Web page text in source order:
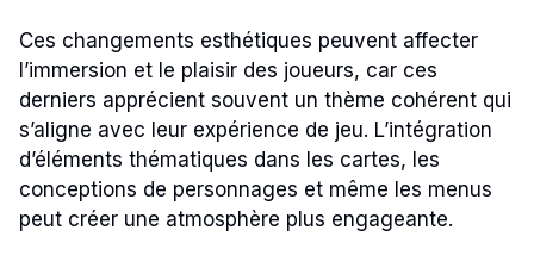
Ces changements esthétiques peuvent affecter
l’immersion et le plaisir des joueurs, car ces
derniers apprécient souvent un thème cohérent qui
s’aligne avec leur expérience de jeu. L’intégration
d’éléments thématiques dans les cartes, les
conceptions de personnages et même les menus
peut créer une atmosphère plus engageante.